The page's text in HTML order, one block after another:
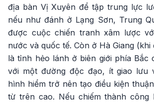
địa bàn Vị Xuyên để tập trung lực
nếu như đánh ở Lạng Sơn, Trung
được cuộc chiến tranh xâm lược
nước và quốc tế. Còn ở Hà Giang
là tỉnh hẻo lánh ở biên giới phía Bắc
với một đường độc đạo, ít giao lưu
hình hiểm trở nên tạo điều kiện
từ trên cao. Nếu chiếm thành công